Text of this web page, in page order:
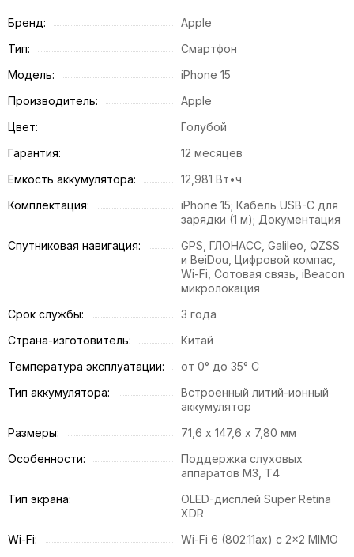
Бренд:
Apple
Тип:
Смартфон
Модель:
iPhone 15
Производитель:
Apple
Цвет:
Голубой
Гарантия:
12 месяцев
Емкость аккумулятора:
12,981 Вт•ч
Комплектация:
iPhone 15; Кабель USB-C для
зарядки (1 м); Документация
Спутниковая навигация:
GPS, ГЛОНАСС, Galileo, QZSS
и BeiDou, Цифровой компас,
Wi-Fi, Сотовая связь, iBeacon
микролокация
Срок службы:
3 года
Страна-изготовитель:
Китай
Температура эксплуатации:
от 0° до 35° C
Тип аккумулятора:
Встроенный литий-ионный
аккумулятор
Размеры:
71,6 х 147,6 х 7,80 мм
Особенности:
Поддержка слуховых
аппаратов М3, Т4
Тип экрана:
OLED-дисплей Super Retina
XDR
Wi-Fi:
Wi-Fi 6 (802.11ax) с 2x2 MIMO